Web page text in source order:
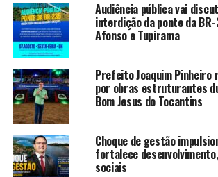
Audiência pública vai
interdição da ponte da
Afonso e Tupirama
Prefeito Joaquim
por obras estruturantes
Bom Jesus do Tocantins
Choque de gestão
fortalece
sociais